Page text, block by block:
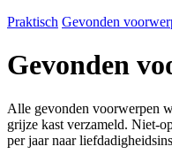
Praktisch Gevonden
Gevonden
Alle gevonden voorwerpen
grijze kast verzameld. Niet-
per jaar naar